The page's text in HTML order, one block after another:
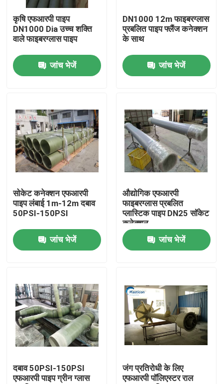
उत्पाद
हमारे बारे में
कारखाना भ्रमण
हमसे संपर्क करें
एक उद्धरण का अनुरोध करें
एफआरपी बोल्ट
ग्लास फाइबर ट्यूब
एफआरपी फ्लैंज
कृषि एफआरपी पाइप
DN1000 Dia उच्च शक्ति
वाले फाइबरग्लास पाइप
जांच भेजें
DN1000 12m फाइबरग्लास
प्रबलित पाइप फ्लैंज कनेक्शन
के साथ
जांच भेजें
सोकेट कनेक्शन एफआरपी
पाइप लंबाई 1m-12m दबाव
50PSI-150PSI
जांच भेजें
औद्योगिक एफआरपी
फाइबरग्लास प्रबलित
प्लास्टिक पाइप DN25 सॉकेट
कनेक्शन
जांच भेजें
दबाव 50PSI-150PSI
एफआरपी पाइप ग्रीन ग्लास
जंग प्रतिरोधी के लिए
एफआरपी पॉलिएस्टर राल